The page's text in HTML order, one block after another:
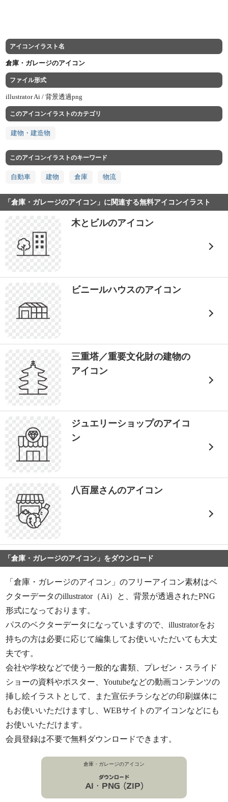
アイコンイラスト名
倉庫・ガレージのアイコン
ファイル形式
illustrator Ai /背景透過png
このアイコンイラストのカテゴリ
建物・建造物
このアイコンイラストのキーワード
自動車 建物 倉庫 物流
「倉庫・ガレージのアイコン」に関連する無料アイコンイラスト
木とビルのアイコン
ビニールハウスのアイコン
三重塔／重要文化財の建物の
アイコン
ジュエリーショップのアイコ
ン
八百屋さんのアイコン
「倉庫・ガレージのアイコン」をダウンロード
「倉庫・ガレージのアイコン」のフリーアイコン素材はベ
クターデータのillustrator（Ai）と、背景が透過されたPNG
形式になっております。
パスのベクターデータになっていますので、illustratorをお
持ちの方は必要に応じて編集してお使いいただいても大丈
夫です。
会社や学校などで使う一般的な書類、プレゼン・スライド
ショーの資料やポスター、Youtubeなどの動画コンテンツの
挿し絵イラストとして、また宣伝チラシなどの印刷媒体に
もお使いいただけますし、WEBサイトのアイコンなどにも
お使いいただけます。
会員登録は不要で無料ダウンロードできます。
倉庫・ガレージのアイコン